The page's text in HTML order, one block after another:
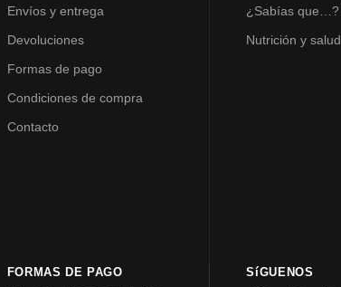
Envíos y entrega
Devoluciones
Formas de pago
Condiciones de compra
Contacto
¿Sabías que…?
Nutrición y salud
FORMAS DE PAGO SíGUENOS